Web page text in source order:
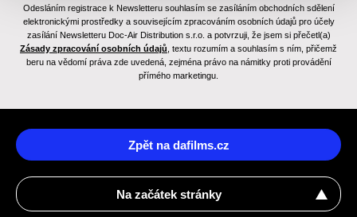
Odesláním registrace k Newsletteru souhlasím se zasíláním obchodních sdělení
elektronickými prostředky a souvisejícím zpracováním osobních údajů pro účely
zasílání Newsletteru Doc-Air Distribution s.r.o. a potvrzuji, že jsem si přečetl(a)
Zásady zpracování osobních údajů , textu rozumím a souhlasím s ním, přičemž
beru na vědomí práva zde uvedená, zejména právo na námitky proti provádění
přímého marketingu.
Zpět na dafilms.cz
Na začátek stránky